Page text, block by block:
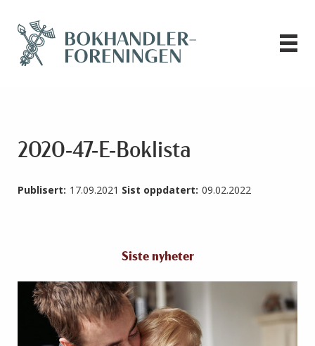
2020-47-E-Boklista
Publisert: 17.09.2021 Sist oppdatert: 09.02.2022
Siste nyheter